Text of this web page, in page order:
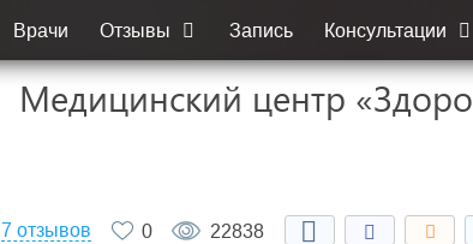
Врачи Отзывы Запись Консультации
Медицинский центр
7 отзывов 0 22838